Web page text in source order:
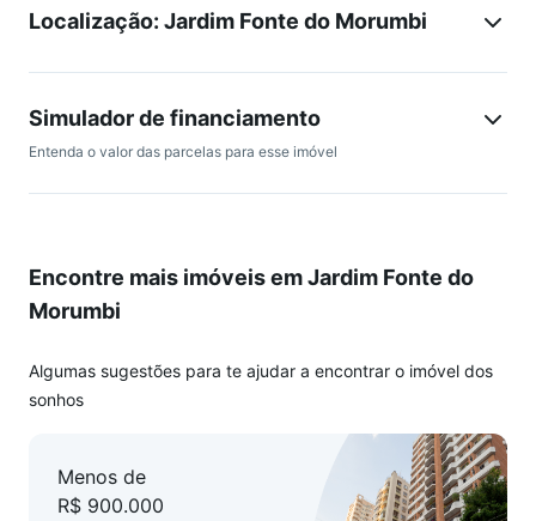
Localização: Jardim Fonte do Morumbi
Simulador de financiamento
Entenda o valor das parcelas para esse imóvel
Encontre mais imóveis em Jardim Fonte do
Morumbi
Algumas sugestões para te ajudar a encontrar o imóvel dos
sonhos
Menos de
R$ 900.000